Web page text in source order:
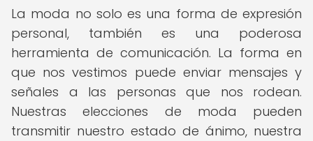
La moda no solo es una forma de expresión
personal, también es una poderosa
herramienta de comunicación. La forma en
que nos vestimos puede enviar mensajes y
señales a las personas que nos rodean.
Nuestras elecciones de moda pueden
transmitir nuestro estado de ánimo, nuestra